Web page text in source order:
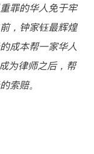
罪的华人免于牢
，钟家钰最辉煌
成本帮一家华人
为律师之后，帮
索赔。